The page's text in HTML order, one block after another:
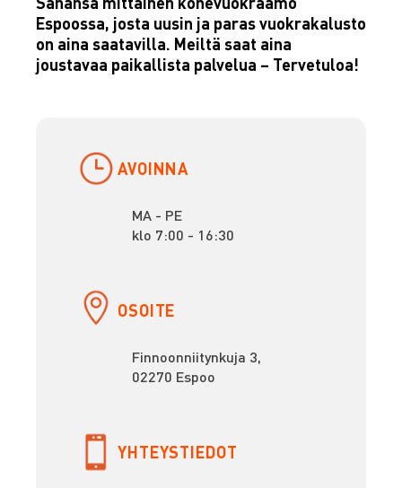
Espoossa, josta uusin ja paras vuokrakalusto
on aina saatavilla. Meiltä saat aina
joustavaa paikallista palvelua – Tervetuloa!
AVOINNA
MA - PE
klo 7:00 - 16:30
OSOITE
Finnoonniitynkuja 3,
02270 Espoo
YHTEYSTIEDOT